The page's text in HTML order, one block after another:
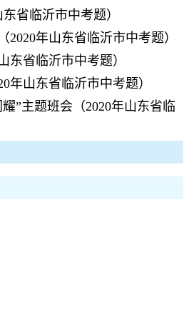
省临沂市中考题）
2020年山东省临沂市中考题）
东省临沂市中考题）
年山东省临沂市中考题）
”主题班会（2020年山东省临